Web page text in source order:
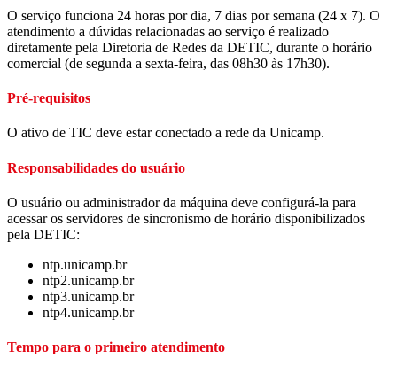
O serviço funciona 24 horas por dia, 7 dias por semana (24 x 7). O
atendimento a dúvidas relacionadas ao serviço é realizado
diretamente pela Diretoria de Redes da DETIC, durante o horário
comercial (de segunda a sexta-feira, das 08h30 às 17h30).
Pré-requisitos
O ativo de TIC deve estar conectado a rede da Unicamp.
Responsabilidades do usuário
O usuário ou administrador da máquina deve configurá-la para
acessar os servidores de sincronismo de horário disponibilizados
pela DETIC:
ntp.unicamp.br
ntp2.unicamp.br
ntp3.unicamp.br
ntp4.unicamp.br
Tempo para o primeiro atendimento